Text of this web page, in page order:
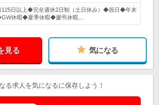
日以上◆完全週休2日制（土日休み）◆祝日◆年末
休暇◆夏季休暇◆慶弔休暇…
見る 気になる
る求人を気になるに保存しよう！